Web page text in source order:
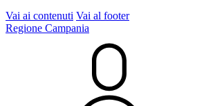
Vai ai contenuti Vai al footer
Regione Campania